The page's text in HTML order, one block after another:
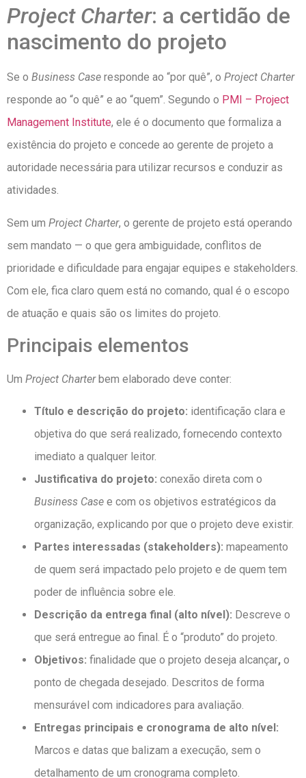
Project Charter: a certidão de
nascimento do projeto
Se o Business Case responde ao “por quê”, o Project Charter
responde ao “o quê” e ao “quem”. Segundo o PMI – Project
Management Institute, ele é o documento que formaliza a
existência do projeto e concede ao gerente de projeto a
autoridade necessária para utilizar recursos e conduzir as
atividades.
Sem um Project Charter, o gerente de projeto está operando
sem mandato — o que gera ambiguidade, conflitos de
prioridade e dificuldade para engajar equipes e stakeholders.
Com ele, fica claro quem está no comando, qual é o escopo
de atuação e quais são os limites do projeto.
Principais elementos
Um Project Charterbem elaborado deve conter:
Título e descrição do projeto: identificação clara e
objetiva do que será realizado, fornecendo contexto
imediato a qualquer leitor.
Justificativa do projeto: conexão direta com o
Business Case e com os objetivos estratégicos da
organização, explicando por que o projeto deve existir.
Partes interessadas (stakeholders): mapeamento
de quem será impactado pelo projeto e de quem tem
poder de influência sobre ele.
Descrição da entrega final (alto nível): Descreve o
que será entregue ao final. É o “produto” do projeto.
Objetivos: finalidade que o projeto deseja alcançar, o
ponto de chegada desejado. Descritos de forma
mensurável com indicadores para avaliação.
Entregas principais e cronograma de alto nível:
Marcos e datas que balizam a execução, sem o
detalhamento de um cronograma completo.